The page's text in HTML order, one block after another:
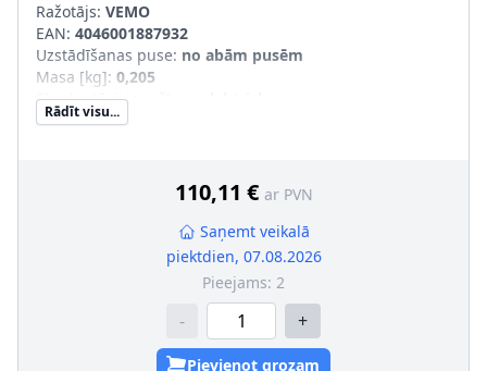
Ražotājs: VEMO
EAN: 4046001887932
Uzstādīšanas puse: no abām pusēm
Masa [kg]: 0,205
Ekspluatācijas režīms
Materiāls:Metāls
Rādīt visu...
110,11 € ar PVN
Saņemt veikalā
piektdien, 07.08.2026
Pieejams: 2
- +
Pievienot grozam